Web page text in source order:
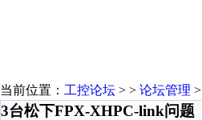
当前位置： 工控论坛 > > 论坛管理 >
3台松下FPX-XHPC-link问题